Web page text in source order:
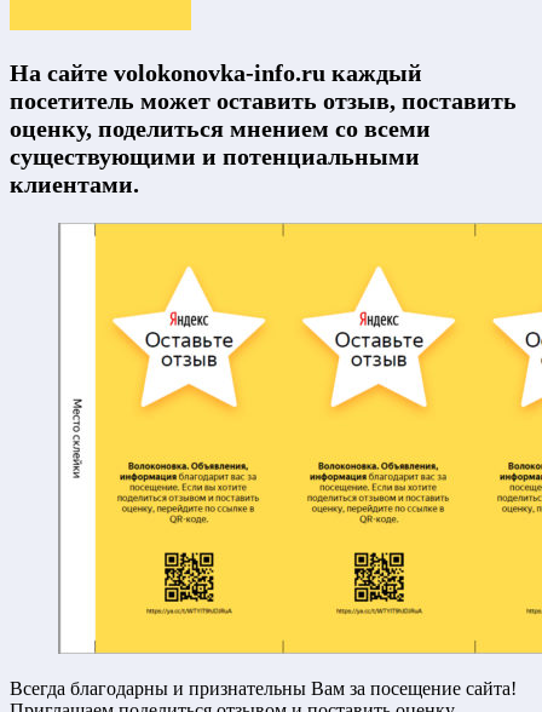
На сайте volokonovka-info.ru каждый
посетитель может оставить отзыв, поставить
оценку, поделиться мнением со всеми
существующими и потенциальными
клиентами.
Всегда благодарны и признательны Вам за посещение сайта!